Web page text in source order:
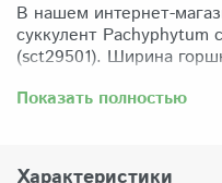
В нашем интернет-
суккулент
(sct29501). Ширина
Забрать растение
Показать полностью
Характеристики